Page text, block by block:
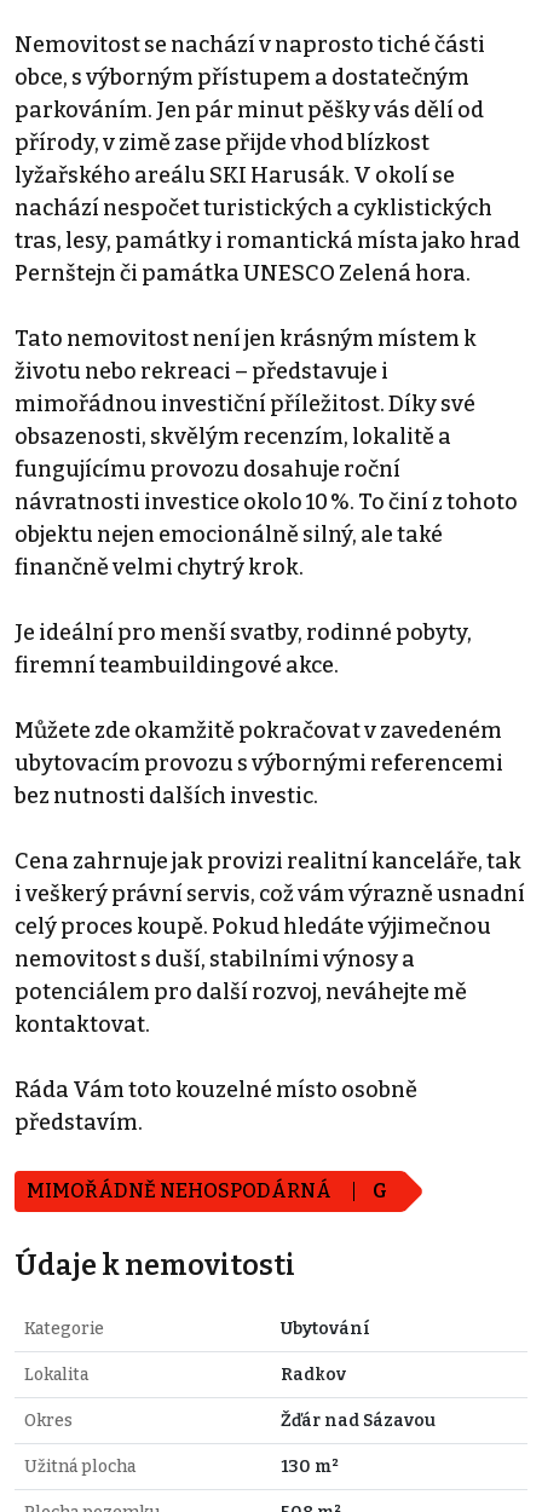
Nemovitost se nachází v naprosto tiché části
obce, s výborným přístupem a dostatečným
parkováním. Jen pár minut pěšky vás dělí od
přírody, v zimě zase přijde vhod blízkost
lyžařského areálu SKI Harusák. V okolí se
nachází nespočet turistických a cyklistických
tras, lesy, památky i romantická místa jako hrad
Pernštejn či památka UNESCO Zelená hora.
Tato nemovitost není jen krásným místem k
životu nebo rekreaci – představuje i
mimořádnou investiční příležitost. Díky své
obsazenosti, skvělým recenzím, lokalitě a
fungujícímu provozu dosahuje roční
návratnosti investice okolo 10 %. To činí z tohoto
objektu nejen emocionálně silný, ale také
finančně velmi chytrý krok.
Je ideální pro menší svatby, rodinné pobyty,
firemní teambuildingové akce.
Můžete zde okamžitě pokračovat v zavedeném
ubytovacím provozu s výbornými referencemi
bez nutnosti dalších investic.
Cena zahrnuje jak provizi realitní kanceláře, tak
i veškerý právní servis, což vám výrazně usnadní
celý proces koupě. Pokud hledáte výjimečnou
nemovitost s duší, stabilními výnosy a
potenciálem pro další rozvoj, neváhejte mě
kontaktovat.
Ráda Vám toto kouzelné místo osobně
představím.
MIMOŘÁDNĚ NEHOSPODÁRNÁ G
Údaje k nemovitosti
Kategorie Ubytování
Lokalita Radkov
Okres Žďár nad Sázavou
Užitná plocha 130 m²